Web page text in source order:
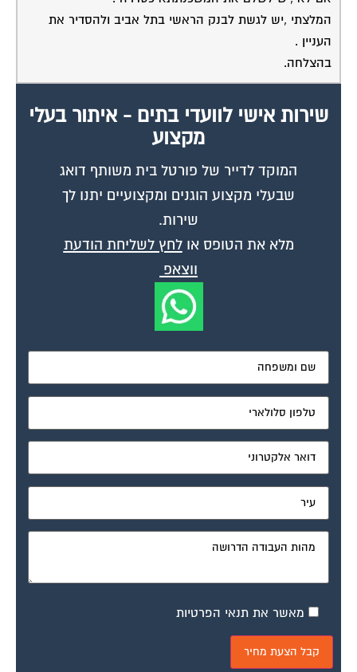
העניין .
בהצלחה.
מקצוע
המוקד לדייר של פורטל בית משותף דואג
שבעלי מקצוע הוגנים ומקצועיים יתנו לך
שירות.
מלא את הטופס אולחץ לשליחת הודעת
ווצאפ